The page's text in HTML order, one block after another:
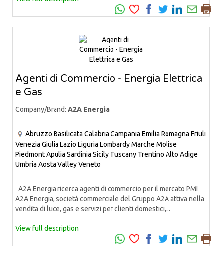
Agenti di Commercio - Energia Elettrica
e Gas
Company/Brand: A2A Energia
Abruzzo Basilicata Calabria Campania Emilia Romagna Friuli
Venezia Giulia Lazio Liguria LombardyMarche Molise
PiedmontApulia Sardinia Sicily Tuscany Trentino Alto Adige
Umbria Aosta ValleyVeneto
A2A Energia ricerca agenti di commercio per il mercato PMI
A2A Energia, società commerciale del Gruppo A2A attiva nella
vendita di luce, gas e servizi per clienti domestici,...
View full description